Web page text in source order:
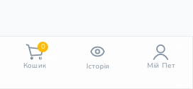
0
пункт
Кошик
Історія Мій Пет